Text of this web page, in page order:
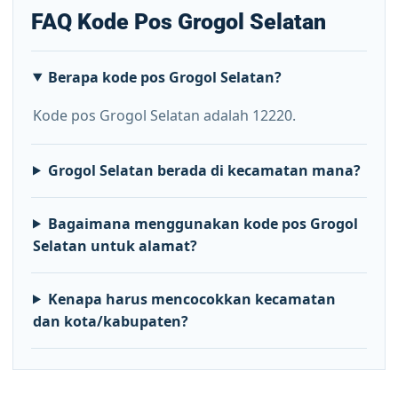
FAQ Kode Pos Grogol Selatan
Berapa kode pos Grogol Selatan?
Kode pos Grogol Selatan adalah 12220.
Grogol Selatan berada di kecamatan mana?
Bagaimana menggunakan kode pos Grogol
Selatan untuk alamat?
Kenapa harus mencocokkan kecamatan
dan kota/kabupaten?